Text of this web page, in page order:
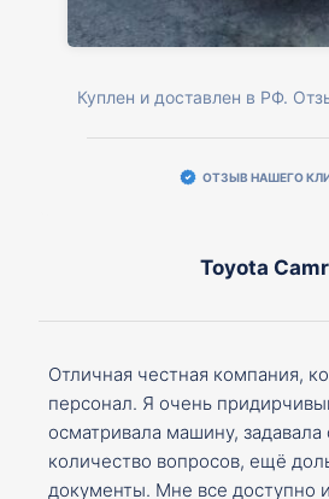
Куплен и доставлен в РФ.
ОТЗЫВ НАШЕГО
Toyota
Отличная честная компания,
персонал. Я очень
осматривала машину,
количество вопросов, ещё
документы. Мне все доступно